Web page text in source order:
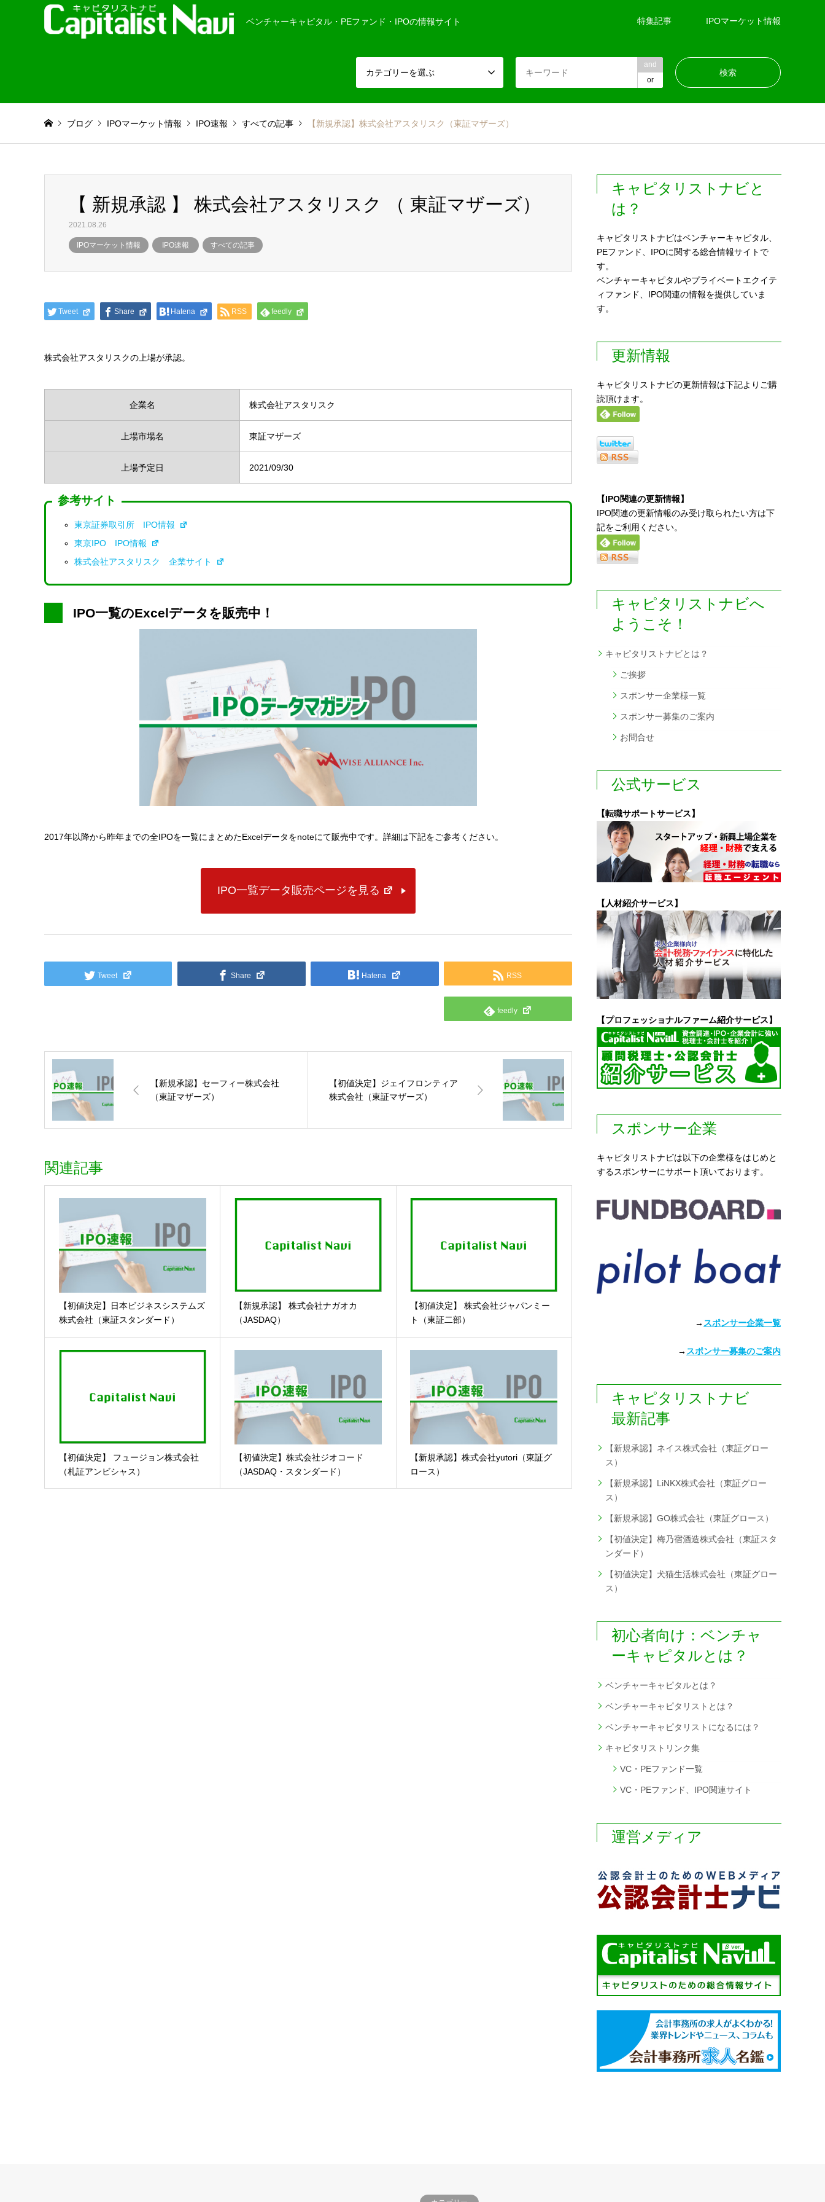
ベンチャーキャピタル・PEファンド・IPOの情報サイト 特集記事 IPOマーケット情報
カテゴリーを選ぶ
and
or
ブログ IPOマーケット情報 IPO速報 すべての記事 【新規承認】株式会社アスタリスク（東証マザーズ）
【 新規承認 】 株式会社アスタリスク （ 東証マザーズ）
2021.08.26
IPOマーケット情報 IPO速報 すべての記事
Tweet Share Hatena RSS feedly
株式会社アスタリスクの上場が承認。
企業名 株式会社アスタリスク
上場市場名 東証マザーズ
上場予定日 2021/09/30
参考サイト
東京証券取引所 IPO情報
東京IPO IPO情報
株式会社アスタリスク 企業サイト
IPO一覧のExcelデータを販売中！
2017年以降から昨年までの全IPOを一覧にまとめたExcelデータをnoteにて販売中です。詳細は下記をご参考ください。
IPO一覧データ販売ページを見る
Tweet Share Hatena RSS
feedly
【新規承認】セーフィー株式会社
（東証マザーズ）
【初値決定】ジェイフロンティア
株式会社（東証マザーズ）
関連記事
【初値決定】日本ビジネスシステムズ
株式会社（東証スタンダード）
【新規承認】 株式会社ナガオカ
（JASDAQ）
【初値決定】 株式会社ジャパンミー
ト（東証二部）
【初値決定】 フュージョン株式会社
（札証アンビシャス）
【初値決定】株式会社ジオコード
（JASDAQ・スタンダード）
【新規承認】株式会社yutori（東証グ
ロース）
キャピタリストナビと
は？
キャピタリストナビはベンチャーキャピタル、
PEファンド、IPOに関する総合情報サイトで
す。
ベンチャーキャピタルやプライベートエクイテ
ィファンド、IPO関連の情報を提供していま
す。
更新情報
キャピタリストナビの更新情報は下記よりご購
読頂けます。
【IPO関連の更新情報】
IPO関連の更新情報のみ受け取られたい方は下
記をご利用ください。
キャピタリストナビへ
ようこそ！
キャピタリストナビとは？
ご挨拶
スポンサー企業様一覧
スポンサー募集のご案内
お問合せ
公式サービス
【転職サポートサービス】
【人材紹介サービス】
【プロフェッショナルファーム紹介サービス】
スポンサー企業
キャピタリストナビは以下の企業様をはじめと
するスポンサーにサポート頂いております。
→ スポンサー企業一覧
→ スポンサー募集のご案内
キャピタリストナビ
最新記事
【新規承認】ネイス株式会社（東証グロー
ス）
【新規承認】LiNKX株式会社（東証グロー
ス）
【新規承認】GO株式会社（東証グロース）
【初値決定】梅乃宿酒造株式会社（東証スタ
ンダード）
【初値決定】犬猫生活株式会社（東証グロー
ス）
初心者向け：ベンチャ
ーキャピタルとは？
ベンチャーキャピタルとは？
ベンチャーキャピタリストとは？
ベンチャーキャピタリストになるには？
キャピタリストリンク集
VC・PEファンド一覧
VC・PEファンド、IPO関連サイト
運営メディア